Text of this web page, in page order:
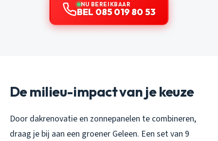
NU BEREIKBAAR
BEL 085 019 80 53
De milieu-impact van je keuze
Door dakrenovatie en zonnepanelen te combineren,
draag je bij aan een groener Geleen. Een set van 9